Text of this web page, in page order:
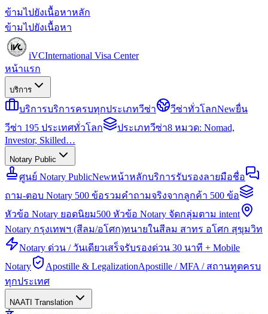
ข้ามไปยังเนื้อหาหลัก
ข้ามไปยังเนื้อหา
iVCInternational Visa Center
หน้าแรก
บริการ
บริการบริการครบทุกประเภทวีซ่า วีซ่าทั่วโลกNewยื่น
วีซ่า 195 ประเทศทั่วโลก
ประเภทวีซ่า8 หมวด: Nomad,
Investor, Skilled…
Notary Public
ศูนย์ Notary PublicNewหน้าหลักบริการรับรองลายมือชื่อ
ถาม-ตอบ Notary 500 ข้อรวมคำถามจริงจากลูกค้า 500 ข้อ
หัวข้อ Notary ยอดนิยม500 หัวข้อ Notary จัดกลุ่มตาม intent
Notary กรุงเทพฯ (สีลม/อโศก)ทนายในสีลม สาทร อโศก สุขุมวิท
Notary ด่วน / วันเดียวเสร็จรับรองด่วน 30 นาที + Mobile
Notary
Apostille & LegalizationApostille / MFA / สถานทูตครบ
ทุกประเทศ
NAATI Translation